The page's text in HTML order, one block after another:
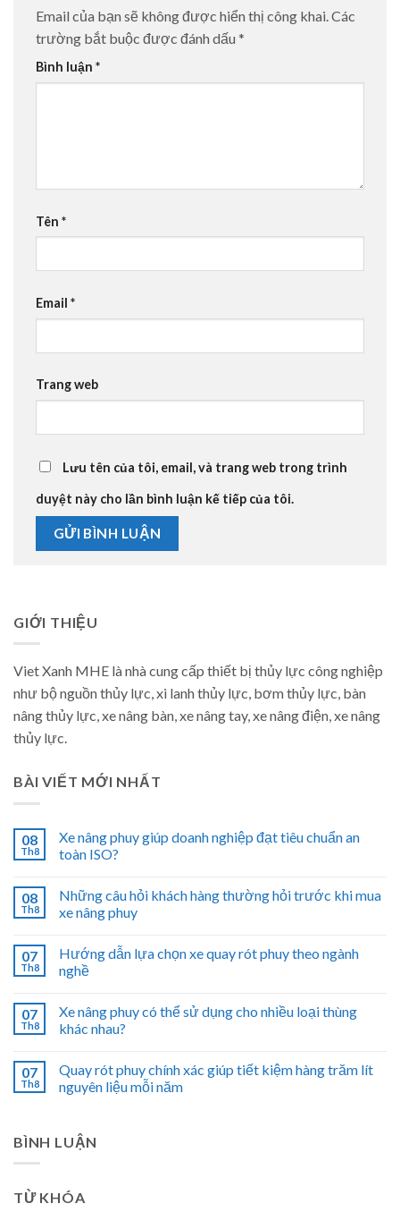
Email của bạn sẽ không được hiển thị công khai.Các
trường bắt buộc được đánh dấu *
Bình luận *
Tên *
Email *
Trang web
Lưu tên của tôi, email, và trang web trong trình
duyệt này cho lần bình luận kế tiếp của tôi.
GIỚI THIỆU
Viet Xanh MHE là nhà cung cấp thiết bị thủy lực công nghiệp
như bộ nguồn thủy lực, xi lanh thủy lực, bơm thủy lực, bàn
nâng thủy lực, xe nâng bàn, xe nâng tay, xe nâng điện, xe nâng
thủy lực.
BÀI VIẾT MỚI NHẤT
08
Th8
Xe nâng phuy giúp doanh nghiệp đạt tiêu chuẩn an
toàn ISO?
08
Th8
Những câu hỏi khách hàng thường hỏi trước khi mua
xe nâng phuy
07
Th8
Hướng dẫn lựa chọn xe quay rót phuy theo ngành
nghề
07
Th8
Xe nâng phuy có thể sử dụng cho nhiều loại thùng
khác nhau?
07
Th8
Quay rót phuy chính xác giúp tiết kiệm hàng trăm lít
nguyên liệu mỗi năm
BÌNH LUẬN
TỪ KHÓA